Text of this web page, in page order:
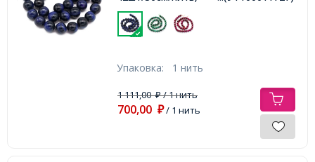
Упаковка: 1 нить
1 111,00₽/ 1 нить
700,00 ₽/ 1 нить